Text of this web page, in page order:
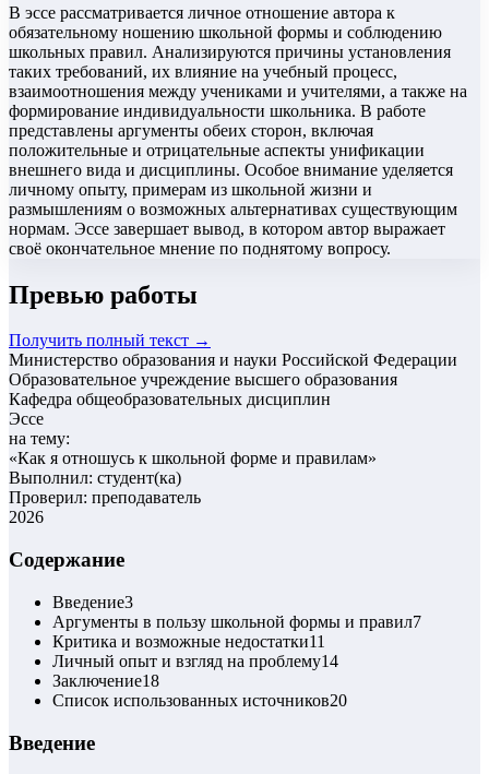
В эссе рассматривается личное отношение автора к
обязательному ношению школьной формы и соблюдению
школьных правил. Анализируются причины установления
таких требований, их влияние на учебный процесс,
взаимоотношения между учениками и учителями, а также на
формирование индивидуальности школьника. В работе
представлены аргументы обеих сторон, включая
положительные и отрицательные аспекты унификации
внешнего вида и дисциплины. Особое внимание уделяется
личному опыту, примерам из школьной жизни и
размышлениям о возможных альтернативах существующим
нормам. Эссе завершает вывод, в котором автор выражает
своё окончательное мнение по поднятому вопросу.
Превью работы
Получить полный текст →
Министерство образования и науки Российской Федерации
Образовательное учреждение высшего образования
Кафедра общеобразовательных дисциплин
Эссе
на тему:
«Как я отношусь к школьной форме и правилам»
Выполнил: студент(ка)
Проверил: преподаватель
2026
Содержание
Введение3
Аргументы в пользу школьной формы и правил7
Критика и возможные недостатки11
Личный опыт и взгляд на проблему14
Заключение18
Список использованных источников20
Введение